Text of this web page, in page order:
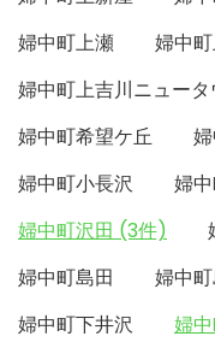
婦中町上瀬
婦中
婦中町上吉川ニュータ
婦中町希望ケ丘
婦中町小長沢
婦
婦中町沢田 (3件)
婦中町島田
婦中
婦中町下井沢
婦